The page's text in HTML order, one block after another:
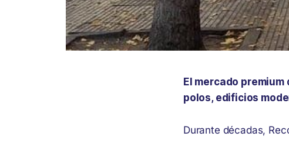
El mercado
polos, edificios
Durante décadas,